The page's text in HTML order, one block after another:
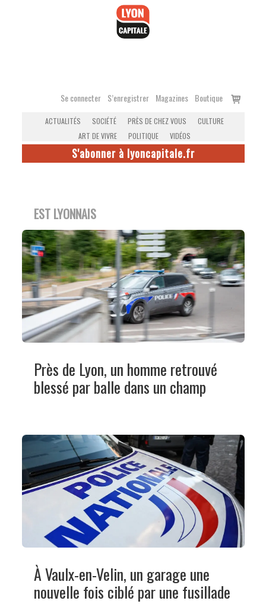
Se connecter S’enregistrer Magazines Boutique
Voir
ACTUALITÉS SOCIÉTÉ PRÈS DE CHEZ VOUS
CULTURE
ART DE VIVRE
POLITIQUE VIDÉOS
S'abonner à lyoncapitale.fr
EST LYONNAIS
Près de Lyon, un homme retrouvé
blessé par balle dans un champ
À Vaulx-en-Velin, un garage une
nouvelle fois ciblé par une fusillade